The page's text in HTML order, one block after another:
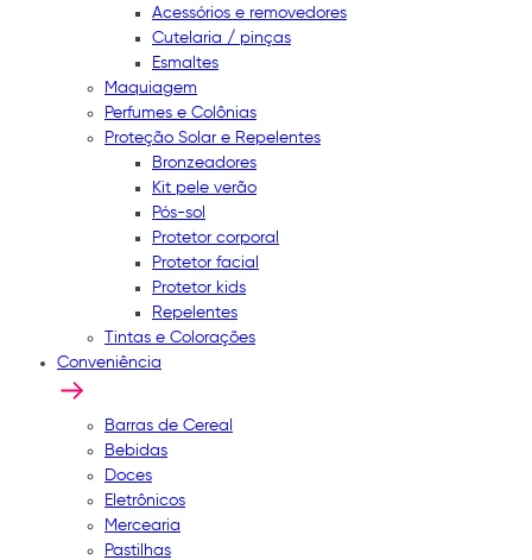
Acessórios e removedores
Cutelaria / pinças
Esmaltes
Maquiagem
Perfumes e Colônias
Proteção Solar e Repelentes
Bronzeadores
Kit pele verão
Pós-sol
Protetor corporal
Protetor facial
Protetor kids
Repelentes
Tintas e Colorações
Conveniência
Barras de Cereal
Bebidas
Doces
Eletrônicos
Mercearia
Pastilhas